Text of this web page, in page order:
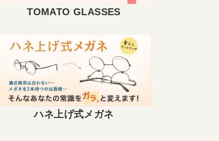
TOMATO GLASSES
ハネ上げ式メガネ